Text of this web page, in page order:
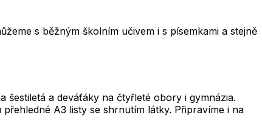
s běžným školním učivem i s písemkami a stejně
šestiletá a deváťáky na čtyřleté obory i gymnázia.
A3 listy se shrnutím látky. Připravíme i na